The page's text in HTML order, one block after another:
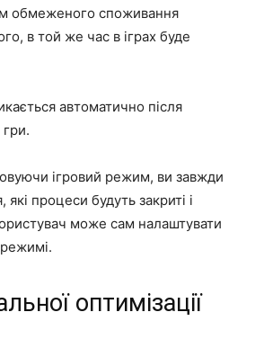
обмеженого споживання
в той же час в іграх буде
автоматично після
ігровий режим, ви завжди
процеси будуть закриті і
може сам налаштувати
оптимізації